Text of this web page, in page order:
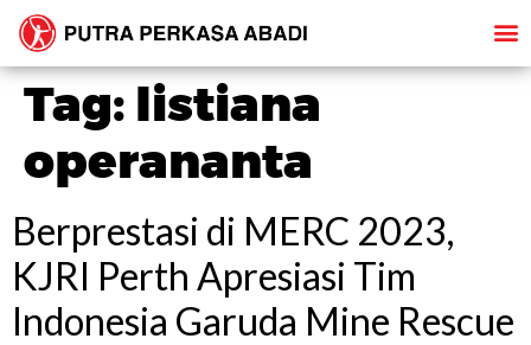
Tag: listiana
operananta
Berprestasi di MERC 2023,
KJRI Perth Apresiasi Tim
Indonesia Garuda Mine Rescue